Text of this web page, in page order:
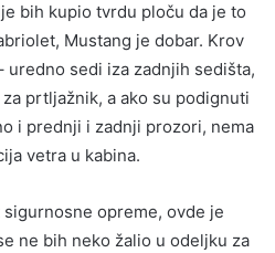
bih kupio tvrdu ploču da je to
Mustang je dobar. Krov
uredno sedi iza zadnjih sedišta,
prtljažnik, a ako su podignuti
i prednji i zadnji prozori, nema
vetra u kabina.
opreme, ovde je
ne bih neko žalio u odeljku za